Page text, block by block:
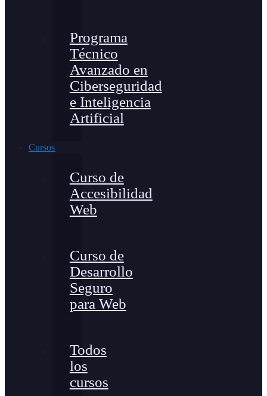
Programa
Técnico
Avanzado en
Ciberseguridad
e Inteligencia
Artificial
Cursos
Curso de
Accesibilidad
Web
Curso de
Desarrollo
Seguro
para Web
Todos
los
cursos